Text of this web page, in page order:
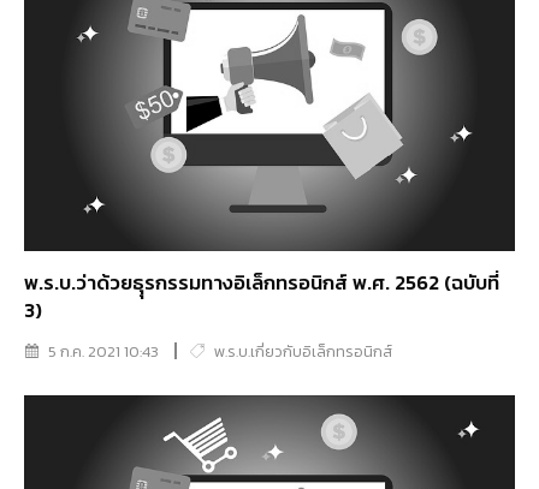
พ.ร.บ.ว่าด้วยธุุรกรรมทางอิเล็กทรอนิกส์ พ.ศ. 2562 (ฉบับที่
3)
5 ก.ค. 2021 10:43 พ.ร.บ.เกี่ยวกับอิเล็กทรอนิกส์